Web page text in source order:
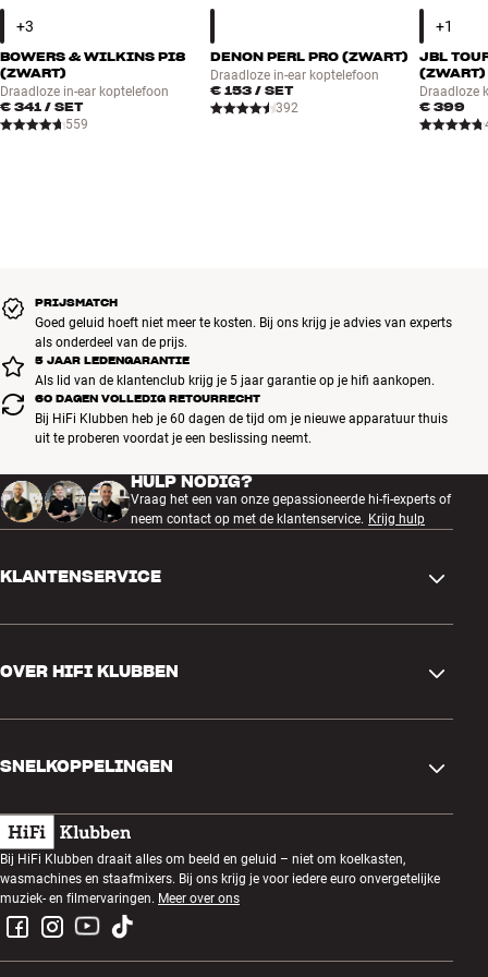
BOWERS & WILKINS PI8
(ZWART)
Draadloze in-ear koptelefoon
€ 341 / SET
559
DENON PERL PRO (ZWART)
Draadloze in-ear koptelefoon
€ 153/ SET
392
JBL
(ZWART)
Draadloze
€ 399
PRIJSMATCH
Goed geluid hoeft niet meer te kosten. Bij ons krijg je advies van experts
als onderdeel van de prijs.
5 JAAR LEDENGARANTIE
Als lid van de klantenclub krijg je 5 jaar garantie op je hifi aankopen.
60 DAGEN VOLLEDIG RETOURRECHT
Bij HiFi Klubben heb je 60 dagen de tijd om je nieuwe apparatuur thuis
uit te proberen voordat je een beslissing neemt.
HULP NODIG?
Vraag het een van onze gepassioneerde hi-fi-experts of
neem contact op met de klantenservice. Krijg hulp
KLANTENSERVICE
Ruilen en retourneren
Bestelling herroepen
Algemene voorwaarden
Privacybeleid
OVER HIFI KLUBBEN
Klantenclub
Luisteravond
Prijsvragen
Werken bij HiFi Klubben
SNELKOPPELINGEN
Cadeaubonnen
Bouwen met geluid
Montage en installatie
Bij HiFi Klubben draait alles om beeld en geluid – niet om koelkasten,
wasmachines en staafmixers. Bij ons krijg je voor iedere euro onvergetelijke
muziek- en filmervaringen. Meer over ons